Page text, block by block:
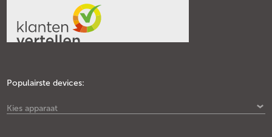
Populairste devices:
Kies apparaat